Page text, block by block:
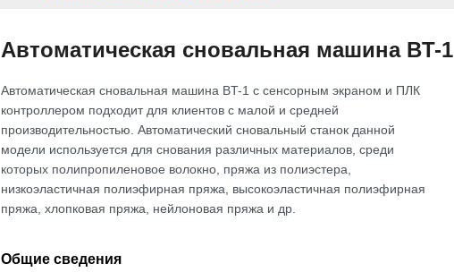
Автоматическая сновальная машина BT-1
Автоматическая сновальная машина BT-1 с сенсорным экраном и ПЛК
контроллером подходит для клиентов с малой и средней
производительностью. Автоматический сновальный станок данной
модели используется для снования различных материалов, среди
которых полипропиленовое волокно, пряжа из полиэстера,
низкоэластичная полиэфирная пряжа, высокоэластичная полиэфирная
пряжа, хлопковая пряжа, нейлоновая пряжа и др.
Общие сведения